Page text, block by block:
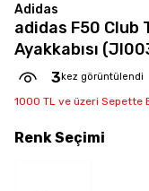
Adidas
adidas F50 Club
Ayakkabısı
3 kez görüntülendi
1000 TL ve üzeri Sepette
RenkSeçimi